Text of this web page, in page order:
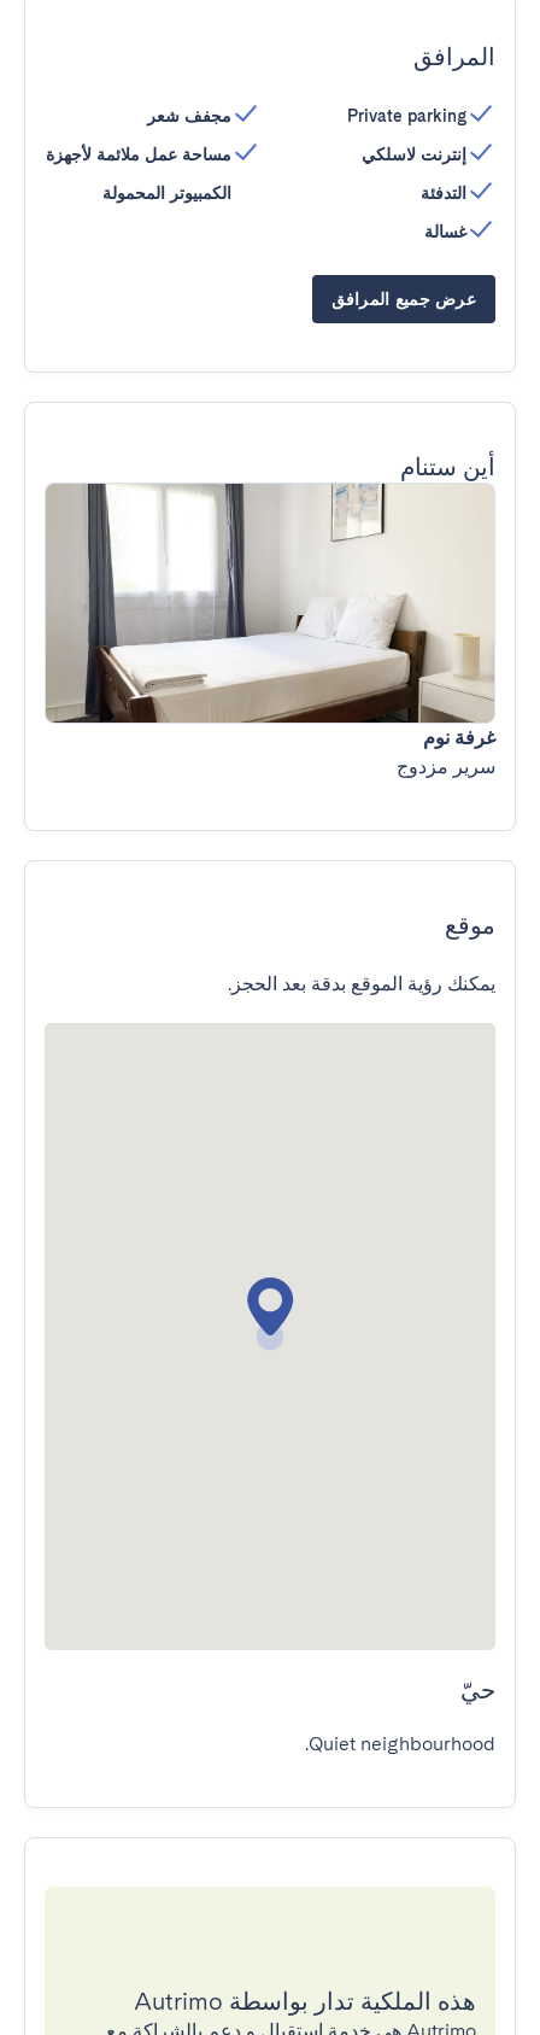
المرافق
Private parking
إنترنت لاسلكي
التدفئة
غسالة
مجفف شعر
مساحة عمل ملائمة لأجهزة
الكمبيوتر المحمولة
عرض جميع المرافق
أين ستنام
غرفة نوم
سرير مزدوج
موقع
يمكنك رؤية الموقع بدقة بعد الحجز.
حيّ
Quiet neighbourhood.
هذه الملكية تدار بواسطة Autrimo